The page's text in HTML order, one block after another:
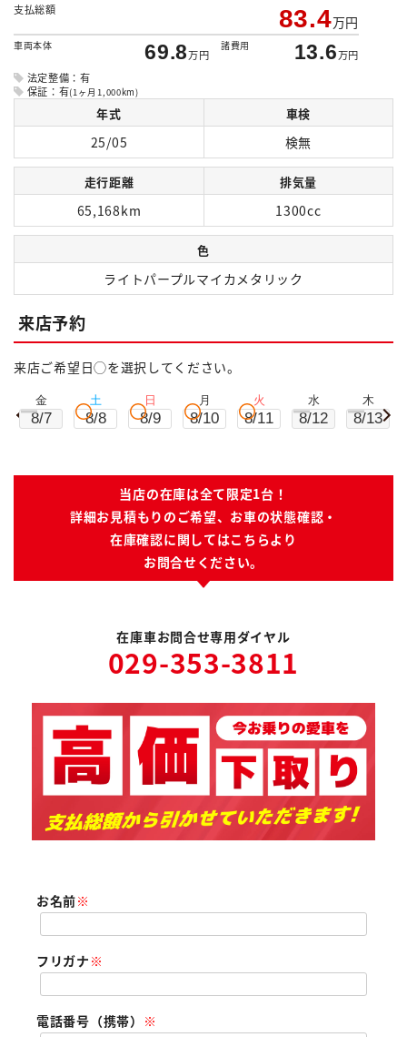
支払総額 83.4万円
車両本体 69.8万円
諸費用 13.6万円
法定整備：有
保証：有(1ヶ月1,000km)
年式 車検
25/05 検無
走行距離 排気量
65,168km 1300cc
色
ライトパープルマイカメタリック
来店予約
来店ご希望日◯を選択してください。
金
8/7
土
8/8
日
8/9
月
8/10
火
8/11
水
8/12
木
8/13
当店の在庫は全て限定1台！
詳細お見積もりのご希望、お車の状態確認・
在庫確認に関してはこちらより
お問合せください。
在庫車お問合せ専用ダイヤル
029-353-3811
お名前※
フリガナ ※
電話番号（携帯） ※